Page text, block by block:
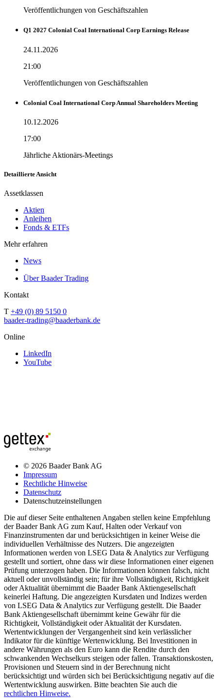
Veröffentlichungen von Geschäftszahlen
Q1 2027 Colonial Coal International Corp Earnings Release
24.11.2026
21:00
Veröffentlichungen von Geschäftszahlen
Colonial Coal International Corp Annual Shareholders Meeting
10.12.2026
17:00
Jährliche Aktionärs-Meetings
Detaillierte Ansicht
Assetklassen
Aktien
Anleihen
Fonds & ETFs
Mehr erfahren
News
Über Baader Trading
Kontakt
T +49 (0) 89 5150 0
baader-trading@baaderbank.de
Online
LinkedIn
YouTube
© 2026 Baader Bank AG
Impressum
Rechtliche Hinweise
Datenschutz
Datenschutzeinstellungen
Die auf dieser Seite enthaltenen Angaben stellen keine Empfehlung
der Baader Bank AG zum Kauf, Halten oder Verkauf von
Finanzinstrumenten dar und berücksichtigen in keiner Weise die
individuellen Verhältnisse des Nutzers. Die angezeigten
Informationen werden von LSEG Data & Analytics zur Verfügung
gestellt und sortiert, ohne dass wir diese Informationen einer eigenen
Prüfung unterzogen haben. Die Informationen können falsch, nicht
aktuell oder unvollständig sein; für ihre Vollständigkeit, Richtigkeit
oder Aktualität übernimmt die Baader Bank Aktiengesellschaft
keinerlei Haftung. Die angezeigten Kursdaten und Indizes werden
von LSEG Data & Analytics zur Verfügung gestellt. Die Baader
Bank Aktiengesellschaft übernimmt keine Gewähr für die
Richtigkeit, Vollständigkeit oder Aktualität der Kursdaten.
Wertentwicklungen der Vergangenheit sind kein verlässlicher
Indikator für die künftige Wertenwicklung. Bei Investitionen in
andere Währungen als den Euro kann die Rendite durch den
schwankenden Wechselkurs steigen oder fallen. Transaktionskosten,
Provisionen und Steuern sind in der Berechnung nicht
berücksichtigt und würden sich bei Berücksichtigung negativ auf die
Wertentwicklung auswirken. Bitte beachten Sie auch die
rechtlichen Hinweise.